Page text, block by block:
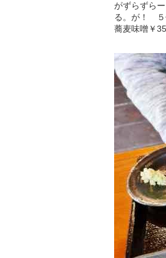
がずらずら
る。が！ ５
蕎麦味噌￥